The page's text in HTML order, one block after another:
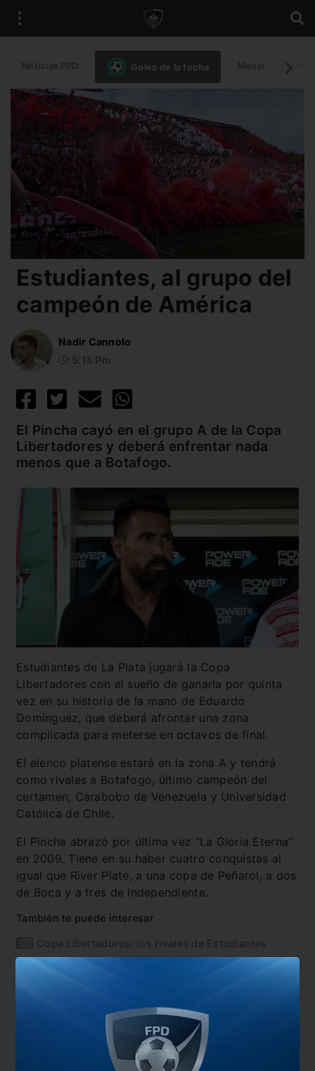
Goles de la fecha
Estudiantes, al grupo del
campeón de América
Nadir Cannolo
El Pincha cayó en el grupo A de la Copa
Libertadores y deberá enfrentar nada
menos que a Botafogo.
Estudiantes de La Plata jugará la Copa
Libertadores con el sueño de ganarla por quinta
vez en su historia de la mano de Eduardo
Domínguez, que deberá afrontar una zona
complicada para meterse en octavos de final.
El elenco platense estará en la zona A y tendrá
como rivales a Botafogo, último campeón del
certamen, Carabobo de Venezuela y Universidad
Católica de Chile.
El Pincha abrazó por última vez “La Gloria Eterna”
en 2009. Tiene en su haber cuatro conquistas al
igual que River Plate, a una copa de Peñarol, a dos
de Boca y a tres de Independiente.
También te puede interesar
Copa Libertadores: los rivales de Estudiantes
Estudiantes quiere seguir rugiendo
Wilmar out: Barrios no estará ante Alianza Lima